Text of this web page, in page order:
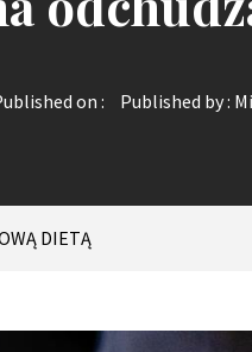
on : Published by :
DIETĄ